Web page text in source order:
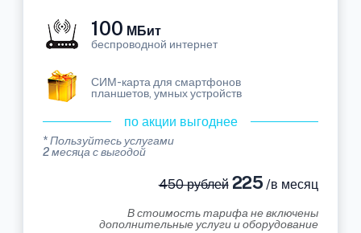
100 МБит
беспроводной интернет
СИМ-карта для смартфонов
планшетов, умных устройств
по акции выгоднее
* Пользуйтесь услугами
2 месяца с выгодой
450 рублей225 /в месяц
В стоимость тарифа не включены
дополнительные услуги и оборудование